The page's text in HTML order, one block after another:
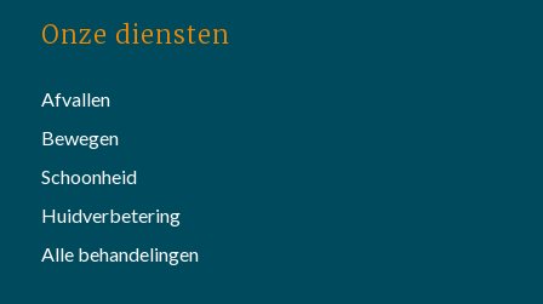
Onze diensten
Afvallen
Bewegen
Schoonheid
Huidverbetering
Alle behandelingen